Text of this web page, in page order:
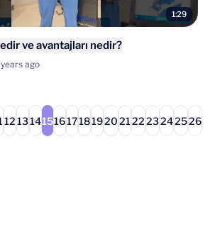
1:29
ve avantajları nedir?
ago
121314151617181920212223242526